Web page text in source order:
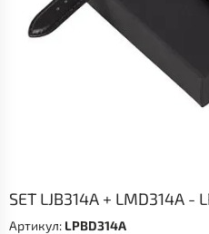
SET LJB314A + LMD314A -
Артикул: LPBD314A